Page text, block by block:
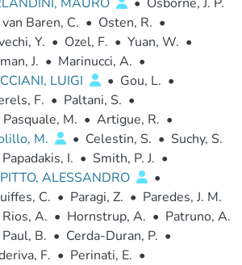
van Baren, C. • Osten, R. •
Y. • Ozel, F. • Yuan, W. •
J. • Marinucci, A. •
LUIGI
• Gou, L. •
F. • Paltani, S. •
Pasquale, M. • Artigue, R. •
M.
• Celestin, S. • Suchy, S.
Papadakis, I. • Smith, P. J. •
ALESSANDRO
•
C. • Paragi, Z. • Paredes, J. M.
Rios, A. • Hornstrup, A. • Patruno, A.
Paul, B. • Cerda-Duran, P. •
F. • Perinati, E. •